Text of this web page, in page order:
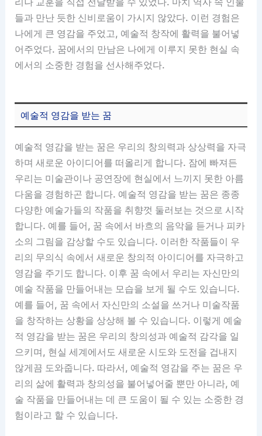
들과 만난 듯한 신비로움이 가시지 않았다. 이런 경험은
나에게 큰 영감을 주었고, 예술적 창작에 활력을 불어넣
어주었다. 꿈에서의 만남은 나에게 이루지 못한 현실 속
에서의 소중한 경험을 선사해주었다.
예술적 영감을 받는 꿈
예술적 영감을 받는 꿈은 우리의 창의력과 상상력을 자극
하며 새로운 아이디어를 떠올리게 합니다. 잠에 빠져든
우리는 미술관이나 공연장에 현실에서 느끼지 못한 아름
다움을 경험하곤 합니다. 예술적 영감을 받는 꿈은 종종
다양한 예술가들의 작품을 취향껏 둘러보는 것으로 시작
합니다. 예를 들어, 꿈 속에서 바흐의 음악을 듣거나 피카
소의 그림을 감상할 수도 있습니다. 이러한 작품들이 우
리의 무의식 속에서 새로운 창의적 아이디어를 자극하고
영감을 주기도 합니다. 이후 꿈 속에서 우리는 자신만의
예술 작품을 만들어내는 모습을 보게 될 수도 있습니다.
예를 들어, 꿈 속에서 자신만의 소설을 쓰거나 미술작품
을 창작하는 상황을 상상해 볼 수 있습니다. 이렇게 예술
적 영감을 받는 꿈은 우리의 창의성과 예술적 감각을 일
으키며, 현실 세계에서도 새로운 시도와 도전을 겁내지
않게끔 도와줍니다. 따라서, 예술적 영감을 주는 꿈은 우
리의 삶에 활력과 창의성을 불어넣어줄 뿐만 아니라, 예
술 작품을 만들어내는 데 큰 도움이 될 수 있는 소중한 경
험이라고 할 수 있습니다.